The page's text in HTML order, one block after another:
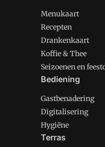
Menukaart
Recepten
Drankenkaart
Koffie & Thee
Seizoenen en
Bediening
Gastbenadering
Digitalisering
Hygiëne
Terras